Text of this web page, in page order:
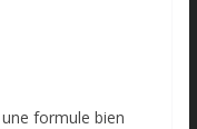
formule bien